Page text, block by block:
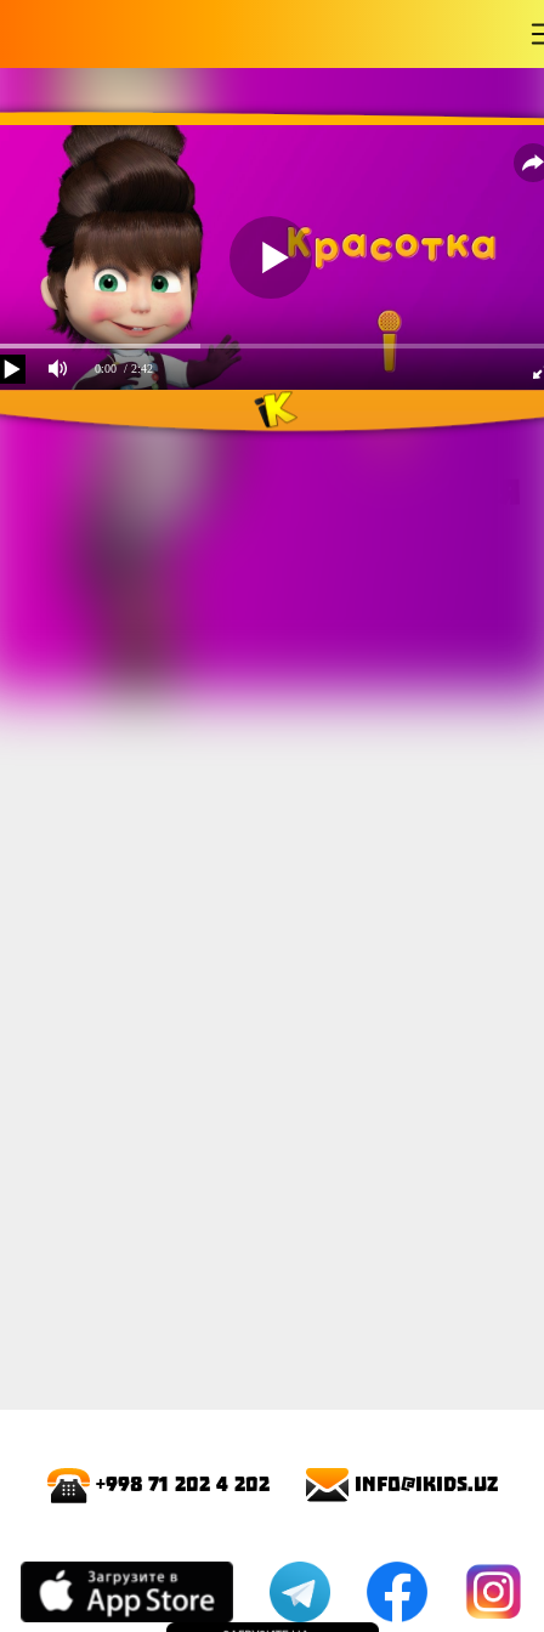
0:00 / 2:42
Маша и Медведь - Песня
Красотка
+998 71 202 4 202 info@ikids.uz